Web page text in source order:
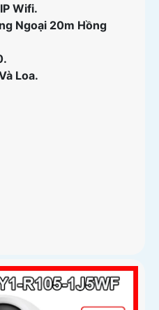
IP Wifi.
Ngoại 20m Hồng
Loa.